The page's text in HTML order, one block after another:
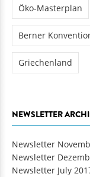
Öko-Masterplan
Berner
Griechenland
NEWSLETTER
Newsletter
Newsletter
Newsletter July